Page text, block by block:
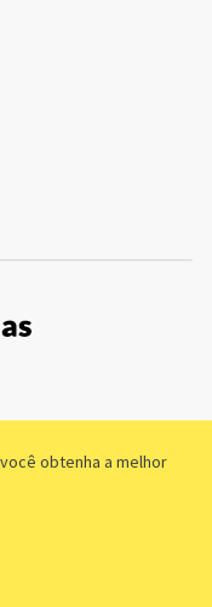
obtenha a melhor
0001-89 - Rua Dr.
Paulo/SP - Brasil